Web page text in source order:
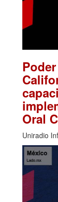
Oral
Uniradio